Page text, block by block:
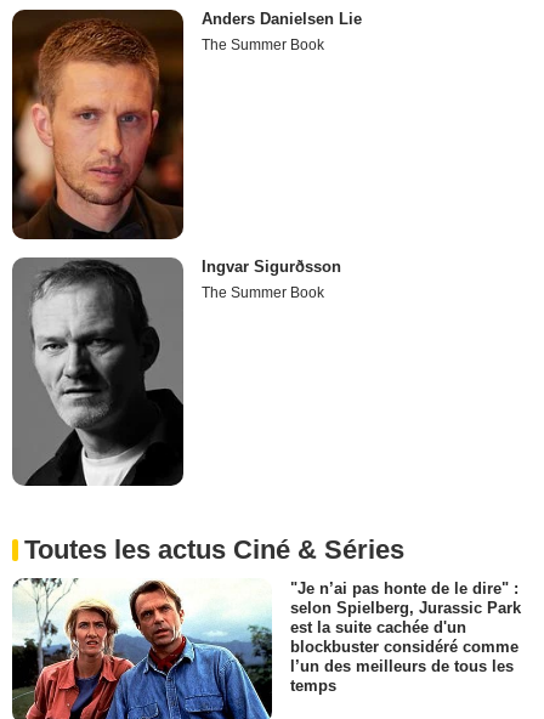
Anders Danielsen Lie
The Summer Book
Ingvar Sigurðsson
The Summer Book
Toutes les actus Ciné & Séries
"Je n’ai pas honte de le dire" :
selon Spielberg, Jurassic Park
est la suite cachée d'un
blockbuster considéré comme
l’un des meilleurs de tous les
temps